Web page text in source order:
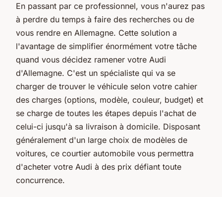
En passant par ce professionnel, vous n'aurez pas
à perdre du temps à faire des recherches ou de
vous rendre en Allemagne. Cette solution a
l'avantage de simplifier énormément votre tâche
quand vous décidez ramener votre Audi
d'Allemagne. C'est un spécialiste qui va se
charger de trouver le véhicule selon votre cahier
des charges (options, modèle, couleur, budget) et
se charge de toutes les étapes depuis l'achat de
celui-ci jusqu'à sa livraison à domicile. Disposant
généralement d'un large choix de modèles de
voitures, ce courtier automobile vous permettra
d'acheter votre Audi à des prix défiant toute
concurrence.